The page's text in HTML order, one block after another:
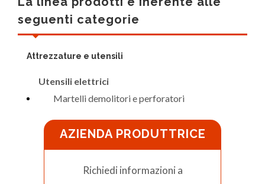
seguenti categorie
Attrezzature e utensili
Utensili elettrici
Martelli demolitori e perforatori
AZIENDA PRODUTTRICE
Richiedi informazioni a